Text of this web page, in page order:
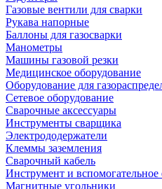
Газовые вентили для сварки
Рукава напорные
Баллоны для газосварки
Манометры
Машины газовой резки
Медицинское оборудование
Оборудование для
Сетевое оборудование
Сварочные аксессуары
Инструменты сварщика
Электрододержатели
Клеммы заземления
Сварочный кабель
Инструмент и вспомогательное
Магнитные угольники